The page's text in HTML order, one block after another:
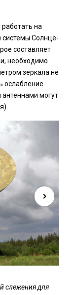
на
системы Солнце-
составляет
необходимо
зеркала не
ослабление
могут
слежения для